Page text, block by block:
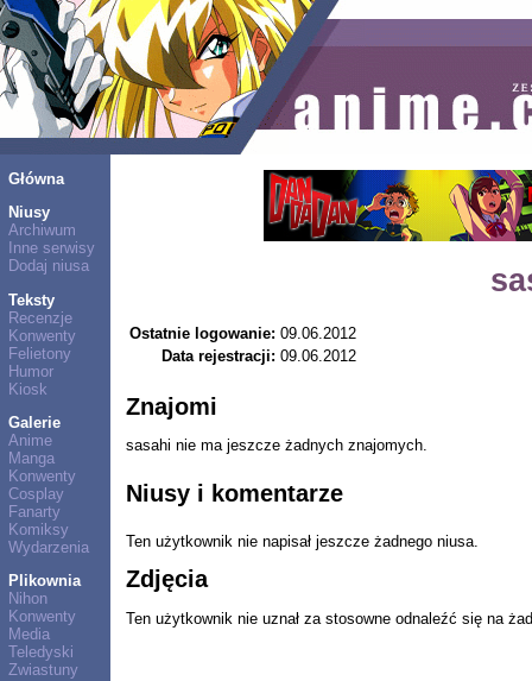
Główna
Niusy
Archiwum
Inne serwisy
Dodaj niusa
Teksty
Recenzje
Konwenty
Felietony
Humor
Kiosk
Galerie
Anime
Manga
Konwenty
Cosplay
Fanarty
Komiksy
Wydarzenia
Plikownia
Nihon
Konwenty
Media
Teledyski
Zwiastuny
Ostatnie logowanie: 09.06.2012
Data rejestracji: 09.06.2012
Znajomi
sasahi nie ma jeszcze żadnych znajomych.
Niusy i komentarze
Ten użytkownik nie napisał jeszcze żadnego niusa.
Zdjęcia
Ten użytkownik nie uznał za stosowne odnaleźć się na